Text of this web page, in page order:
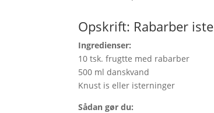
Opskrift: Rabarber iste
Ingredienser:
10 tsk. frugtte med rabarber
500 ml danskvand
Knust is eller isterninger
Sådan gør du: